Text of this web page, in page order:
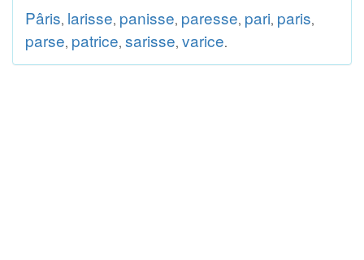
Pâris, larisse, panisse, paresse, pari, paris,
parse, patrice, sarisse, varice.